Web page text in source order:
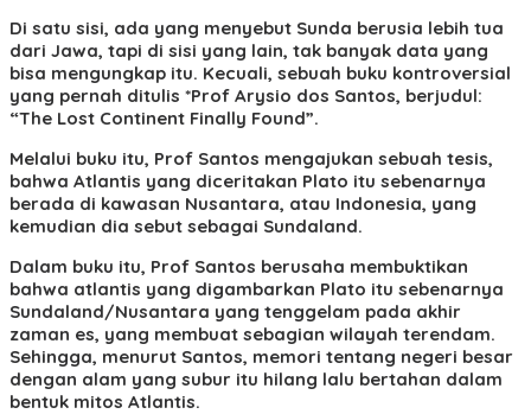
Di satu sisi, ada yang menyebut Sunda berusia lebih tua
dari Jawa, tapi di sisi yang lain, tak banyak data yang
bisa mengungkap itu. Kecuali, sebuah buku kontroversial
yang pernah ditulis *Prof Arysio dos Santos, berjudul:
“The Lost Continent Finally Found”.
Melalui buku itu, Prof Santos mengajukan sebuah tesis,
bahwa Atlantis yang diceritakan Plato itu sebenarnya
berada di kawasan Nusantara, atau Indonesia, yang
kemudian dia sebut sebagai Sundaland.
Dalam buku itu, Prof Santos berusaha membuktikan
bahwa atlantis yang digambarkan Plato itu sebenarnya
Sundaland/Nusantara yang tenggelam pada akhir
zaman es, yang membuat sebagian wilayah terendam.
Sehingga, menurut Santos, memori tentang negeri besar
dengan alam yang subur itu hilang lalu bertahan dalam
bentuk mitos Atlantis.